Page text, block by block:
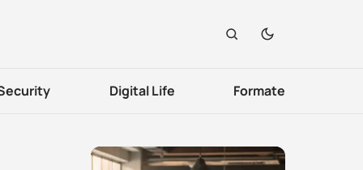
Digital Life Formate